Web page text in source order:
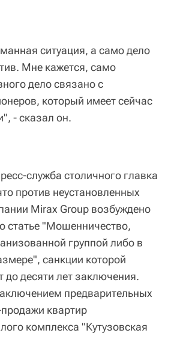
ситуация, а само дело
Мне кажется, само
дело связано с
который имеет сейчас
- сказал он.
служба столичного главка
против неустановленных
Mirax Group возбуждено
статье "Мошенничество,
группой либо в
санкции которой
до десяти лет заключения.
предварительных
квартир
комплекса "Кутузовская